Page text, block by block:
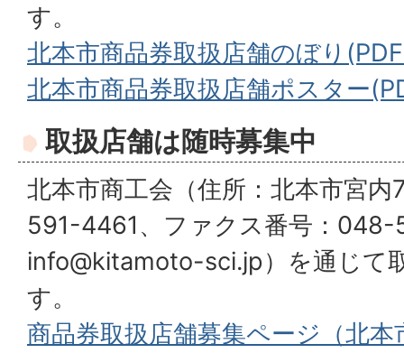
す。
北本市商品券取扱店舗のぼり
北本市商品券取扱店舗ポスター
取扱店舗は随時募集中
北本市商工会（住所：北本市宮
591-4461、ファクス番号：
info@kitamoto-sci.jp）を通じて
す。
商品券取扱店舗募集ページ（北